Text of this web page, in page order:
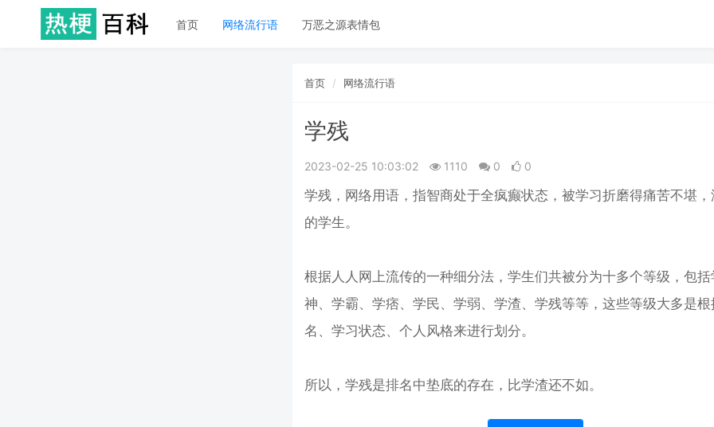
首页 网络流行语 万恶之源表情包
首页 网络流行语
学残
2023-02-25 10:03:02 1110 0 0
学残，网络用语，指智商处于全疯癫状态，被学习折磨得痛苦不堪
的学生。
根据人人网上流传的一种细分法，学生们共被分为十多个等级，包
神、学霸、学痞、学民、学弱、学渣、学残等等，这些等级大多是
名、学习状态、个人风格来进行划分。
所以，学残是排名中垫底的存在，比学渣还不如。